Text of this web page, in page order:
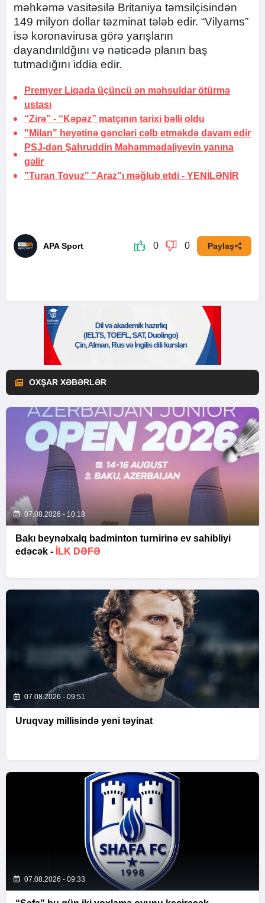
məhkəmə vasitəsilə Britaniya təmsilçisindən
149 milyon dollar təzminat tələb edir. “Vilyams”
isə koronavirusa görə yarışların
dayandırıldğını və nəticədə planın baş
tutmadığını iddia edir.
Premyer Liqada üçüncü ən məhsuldar ötürmə
ustası
“Zirə” - “Kəpəz” matçının tarixi bəlli oldu
"Milan" heyətinə gəncləri cəlb etməkdə davam edir
PSJ-dən Şahruddin Məhəmmədəliyevin yanına
gəlir
"Turan Tovuz" "Araz"ı məğlub etdi - YENİLƏNİR
APA Sport 0 0 Paylaş
OXŞAR XƏBƏRLƏR
07.08.2026 - 10:18
Bakı beynəlxalq badminton turnirinə ev sahibliyi
edəcək -
İLK DƏFƏ
07.08.2026 - 09:51
Uruqvay millisində yeni təyinat
07.08.2026 - 09:33